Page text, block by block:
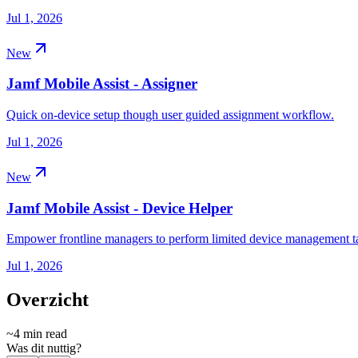
Jul 1, 2026
New
Jamf Mobile Assist - Assigner
Quick on-device setup though user guided assignment workflow.
Jul 1, 2026
New
Jamf Mobile Assist - Device Helper
Empower frontline managers to perform limited device management
Jul 1, 2026
Overzicht
~4 min read
Was dit nuttig?